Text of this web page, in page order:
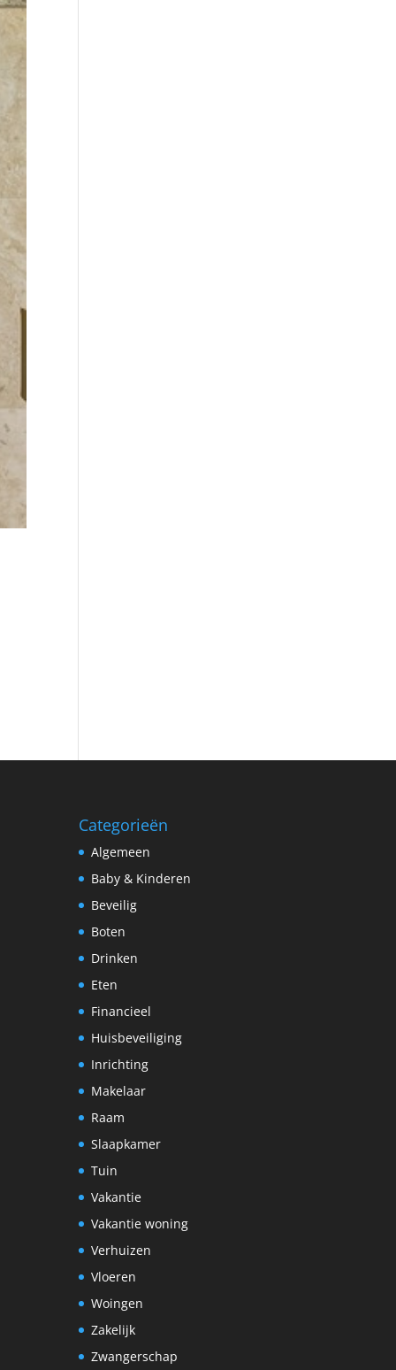
Categorieën
Algemeen
Baby & Kinderen
Beveilig
Boten
Drinken
Eten
Financieel
Huisbeveiliging
Inrichting
Makelaar
Raam
Slaapkamer
Tuin
Vakantie
Vakantie woning
Verhuizen
Vloeren
Woingen
Zakelijk
Zwangerschap